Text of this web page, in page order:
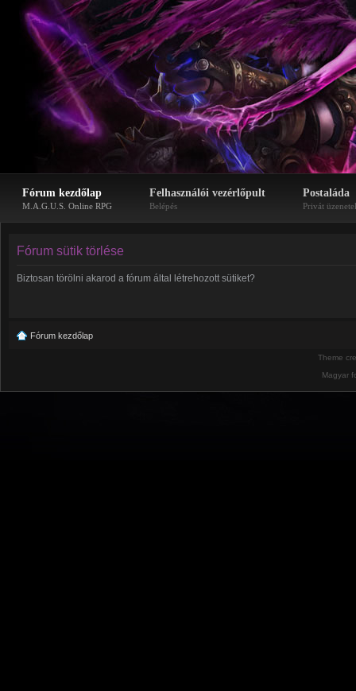
Fórum kezdőlap
M.A.G.U.S. Online RPG
Felhasználói vezérlőpult
Belépés
Postaláda
Privát
Fórum sütik törlése
Biztosan törölni akarod a fórum által létrehozott sütiket?
Fórum kezdőlap
Theme
Magyar